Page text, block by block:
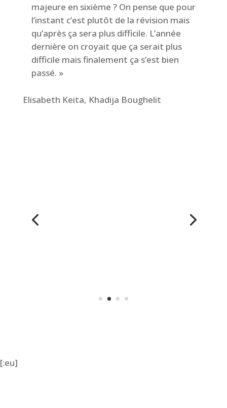
majeure en sixième ? On pense que pour
l’instant c’est plutôt de la révision mais
qu’après ça sera plus difficile. L’année
dernière on croyait que ça serait plus
difficile mais finalement ça s’est bien
passé. »
Elisabeth Keita, Khadija Boughelit
[:eu]